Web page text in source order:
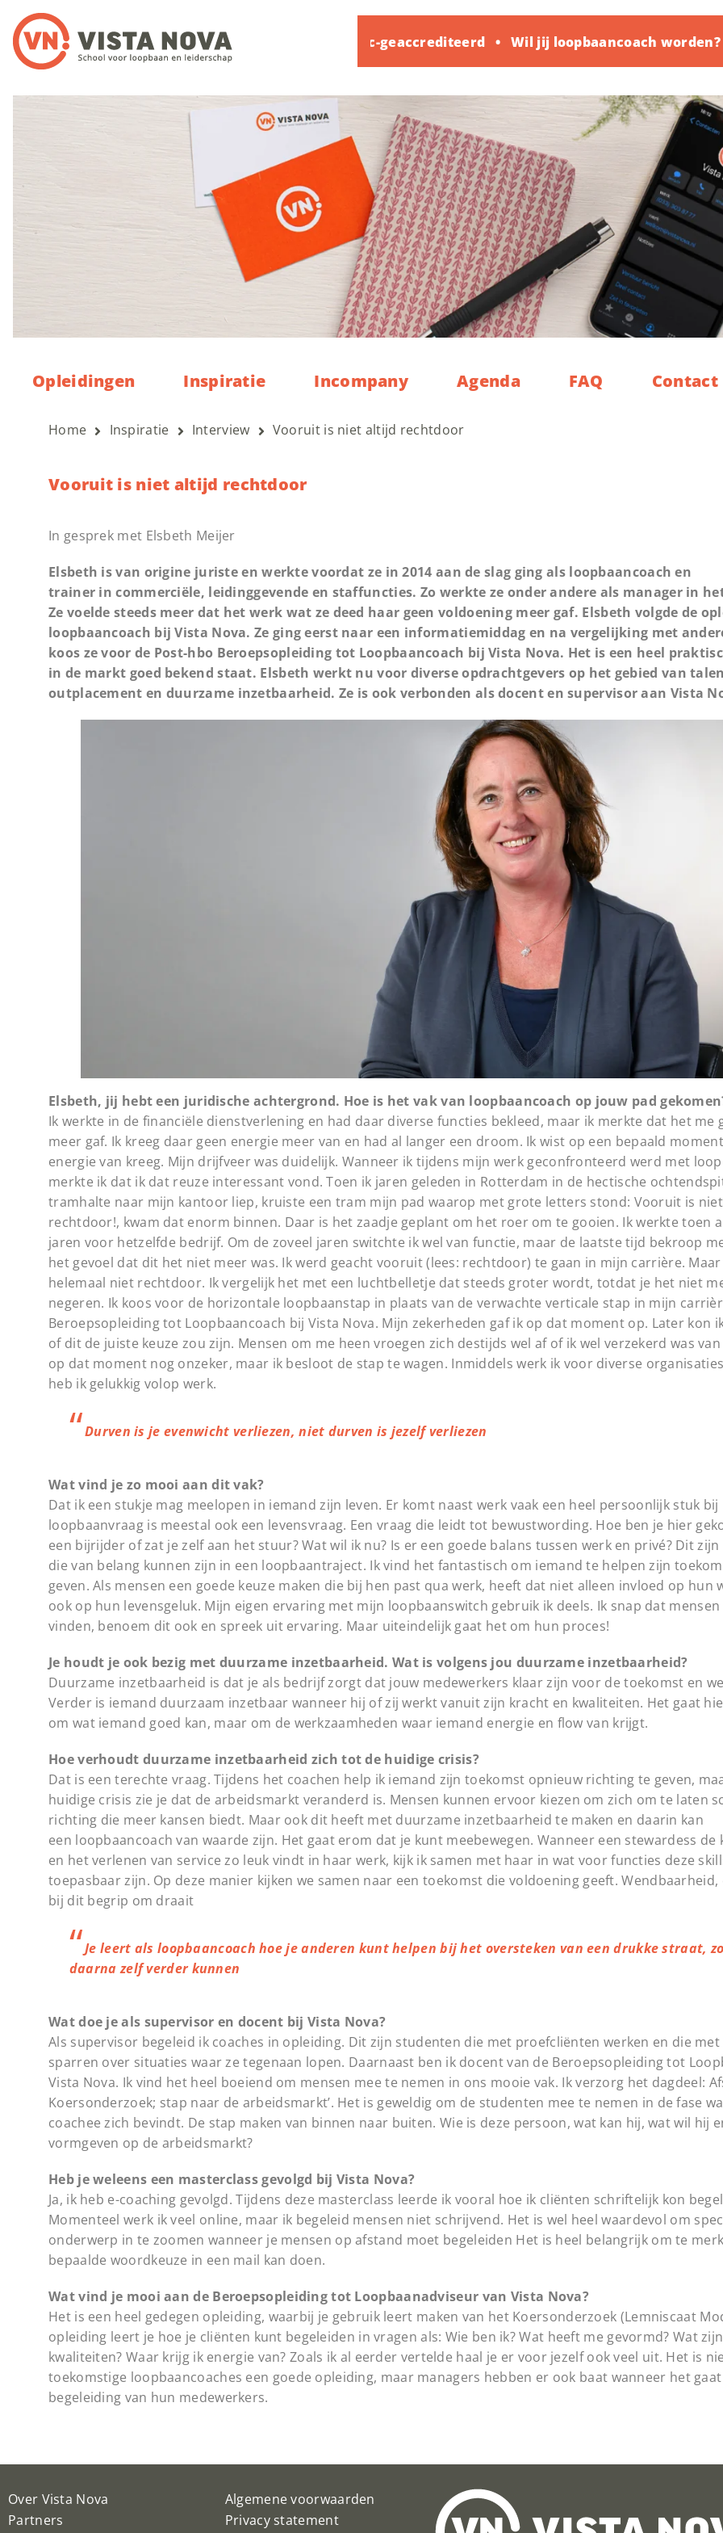
Noloc-geaccrediteerd Wil jij loopbaancoach worden?
Opleidingen Inspiratie Incompany Agenda FAQ Contact
Home Inspiratie Interview Vooruit is niet altijd rechtdoor
Vooruit is niet altijd rechtdoor
In gesprek met Elsbeth Meijer
Elsbeth is van origine juriste en werkte voordat ze in 2014 aan de slag ging als loopbaancoach en
trainer in commerciële, leidinggevende en staffuncties. Zo werkte ze onder andere als manager in
Ze voelde steeds meer dat het werk wat ze deed haar geen voldoening meer gaf. Elsbeth volgde de
loopbaancoach bij Vista Nova. Ze ging eerst naar een informatiemiddag en na vergelijking met
koos ze voor de Post-hbo Beroepsopleiding tot Loopbaancoach bij Vista Nova. Het is een heel
in de markt goed bekend staat. Elsbeth werkt nu voor diverse opdrachtgevers op het gebied van
outplacement en duurzame inzetbaarheid. Ze is ook verbonden als docent en supervisor aan Vista
Elsbeth, jij hebt een juridische achtergrond. Hoe is het vak van loopbaancoach op jouw pad
Ik werkte in de financiële dienstverlening en had daar diverse functies bekleed, maar ik merkte dat het me
meer gaf. Ik kreeg daar geen energie meer van en had al langer een droom. Ik wist op een bepaald
energie van kreeg. Mijn drijfveer was duidelijk. Wanneer ik tijdens mijn werk geconfronteerd werd met
merkte ik dat ik dat reuze interessant vond. Toen ik jaren geleden in Rotterdam in de hectische
tramhalte naar mijn kantoor liep, kruiste een tram mijn pad waarop met grote letters stond: Vooruit is
rechtdoor!, kwam dat enorm binnen. Daar is het zaadje geplant om het roer om te gooien. Ik werkte toen
jaren voor hetzelfde bedrijf. Om de zoveel jaren switchte ik wel van functie, maar de laatste tijd bekroop
het gevoel dat dit het niet meer was. Ik werd geacht vooruit (lees: rechtdoor) te gaan in mijn carrière.
helemaal niet rechtdoor. Ik vergelijk het met een luchtbelletje dat steeds groter wordt, totdat je het niet
negeren. Ik koos voor de horizontale loopbaanstap in plaats van de verwachte verticale stap in mijn
Beroepsopleiding tot Loopbaancoach bij Vista Nova. Mijn zekerheden gaf ik op dat moment op. Later kon
of dit de juiste keuze zou zijn. Mensen om me heen vroegen zich destijds wel af of ik wel verzekerd was
op dat moment nog onzeker, maar ik besloot de stap te wagen. Inmiddels werk ik voor diverse
heb ik gelukkig volop werk.
Durven is je evenwicht verliezen, niet durven is jezelf verliezen
Wat vind je zo mooi aan dit vak?
Dat ik een stukje mag meelopen in iemand zijn leven. Er komt naast werk vaak een heel persoonlijk stuk bij
loopbaanvraag is meestal ook een levensvraag. Een vraag die leidt tot bewustwording. Hoe ben je hier
een bijrijder of zat je zelf aan het stuur? Wat wil ik nu? Is er een goede balans tussen werk en privé? Dit
die van belang kunnen zijn in een loopbaantraject. Ik vind het fantastisch om iemand te helpen zijn
geven. Als mensen een goede keuze maken die bij hen past qua werk, heeft dat niet alleen invloed op hun
ook op hun levensgeluk. Mijn eigen ervaring met mijn loopbaanswitch gebruik ik deels. Ik snap dat
vinden, benoem dit ook en spreek uit ervaring. Maar uiteindelijk gaat het om hun proces!
Je houdt je ook bezig met duurzame inzetbaarheid. Wat is volgens jou duurzame inzetbaarheid?
Duurzame inzetbaarheid is dat je als bedrijf zorgt dat jouw medewerkers klaar zijn voor de toekomst en
Verder is iemand duurzaam inzetbaar wanneer hij of zij werkt vanuit zijn kracht en kwaliteiten. Het gaat
om wat iemand goed kan, maar om de werkzaamheden waar iemand energie en flow van krijgt.
Hoe verhoudt duurzame inzetbaarheid zich tot de huidige crisis?
Dat is een terechte vraag. Tijdens het coachen help ik iemand zijn toekomst opnieuw richting te geven,
huidige crisis zie je dat de arbeidsmarkt veranderd is. Mensen kunnen ervoor kiezen om zich om te laten
richting die meer kansen biedt. Maar ook dit heeft met duurzame inzetbaarheid te maken en daarin kan
een loopbaancoach van waarde zijn. Het gaat erom dat je kunt meebewegen. Wanneer een stewardess
en het verlenen van service zo leuk vindt in haar werk, kijk ik samen met haar in wat voor functies deze
toepasbaar zijn. Op deze manier kijken we samen naar een toekomst die voldoening geeft.
bij dit begrip om draait
Je leert als loopbaancoach hoe je anderen kunt helpen bij het oversteken van een drukke straat,
daarna zelf verder kunnen
Wat doe je als supervisor en docent bij Vista Nova?
Als supervisor begeleid ik coaches in opleiding. Dit zijn studenten die met proefcliënten werken en die
sparren over situaties waar ze tegenaan lopen. Daarnaast ben ik docent van de Beroepsopleiding tot
Vista Nova. Ik vind het heel boeiend om mensen mee te nemen in ons mooie vak. Ik verzorg het dagdeel:
Koersonderzoek; stap naar de arbeidsmarkt’. Het is geweldig om de studenten mee te nemen in de fase
coachee zich bevindt. De stap maken van binnen naar buiten. Wie is deze persoon, wat kan hij, wat wil hij
vormgeven op de arbeidsmarkt?
Heb je weleens een masterclass gevolgd bij Vista Nova?
Ja, ik heb e-coaching gevolgd. Tijdens deze masterclass leerde ik vooral hoe ik cliënten schriftelijk kon
Momenteel werk ik veel online, maar ik begeleid mensen niet schrijvend. Het is wel heel waardevol om
onderwerp in te zoomen wanneer je mensen op afstand moet begeleiden Het is heel belangrijk om te
bepaalde woordkeuze in een mail kan doen.
Wat vind je mooi aan de Beroepsopleiding tot Loopbaanadviseur van Vista Nova?
Het is een heel gedegen opleiding, waarbij je gebruik leert maken van het Koersonderzoek (Lemniscaat
opleiding leert je hoe je cliënten kunt begeleiden in vragen als: Wie ben ik? Wat heeft me gevormd? Wat
kwaliteiten? Waar krijg ik energie van? Zoals ik al eerder vertelde haal je er voor jezelf ook veel uit. Het is
toekomstige loopbaancoaches een goede opleiding, maar managers hebben er ook baat wanneer het
begeleiding van hun medewerkers.
Over Vista Nova
Partners
Algemene voorwaarden
Privacy statement